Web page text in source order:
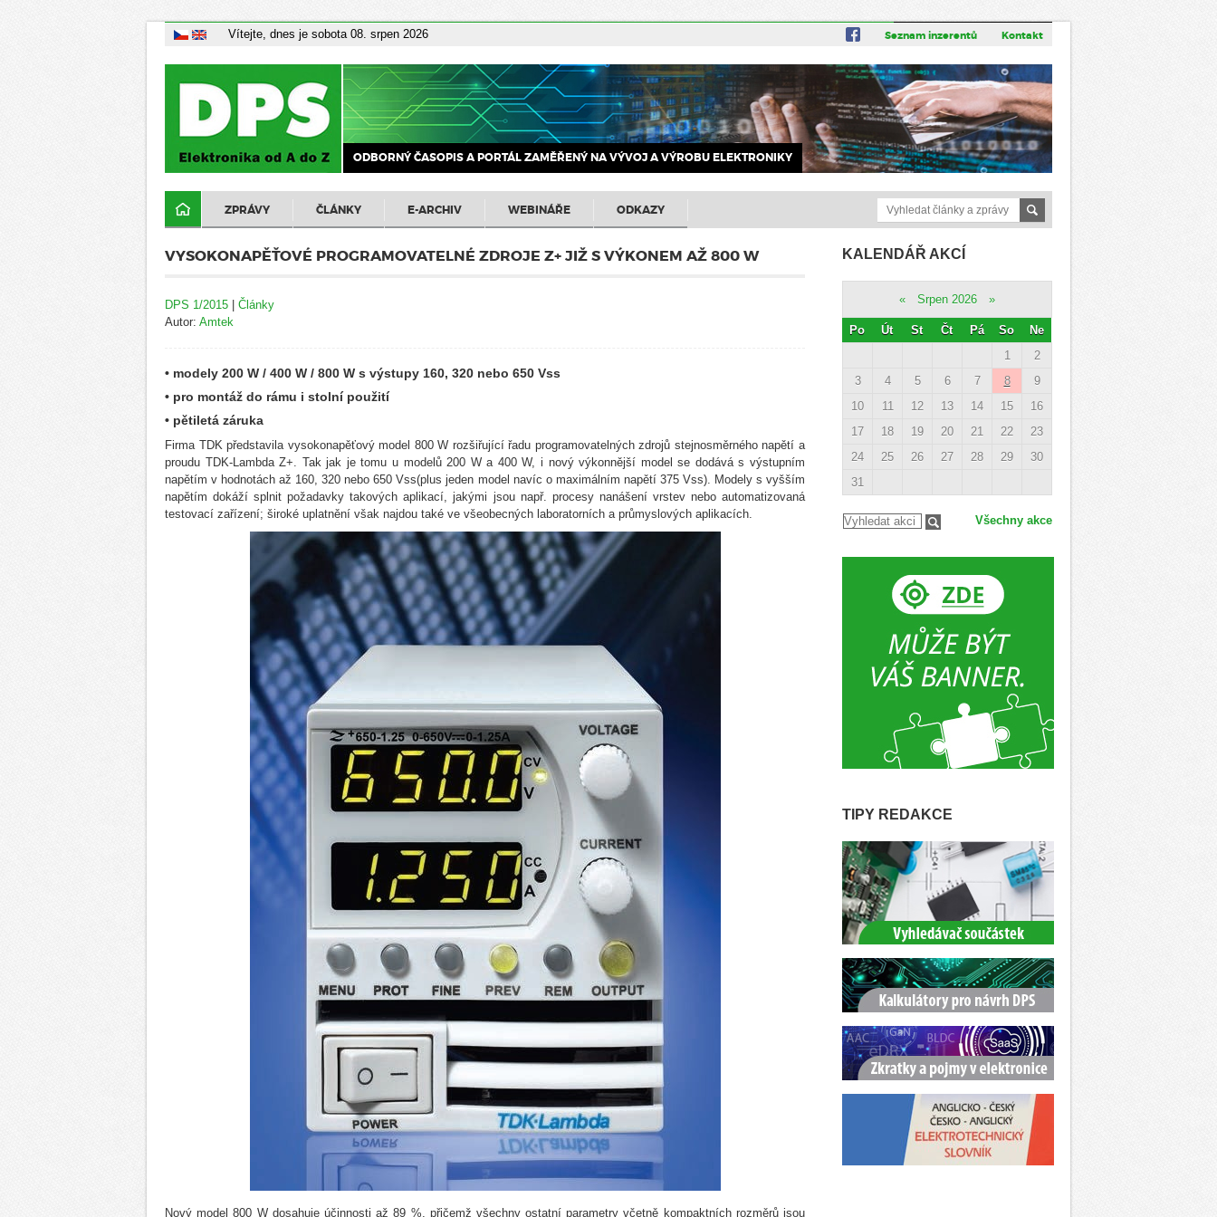
Vítejte, dnes je sobota 08. srpen 2026 Seznam inzerentů Kontakt
ODBORNÝ ČASOPIS A PORTÁL ZAMĚŘENÝ NA VÝVOJ A VÝROBU ELEKTRONIKY
ZPRÁVY ČLÁNKY E-ARCHIV WEBINÁŘE ODKAZY
VYSOKONAPĚŤOVÉ PROGRAMOVATELNÉ ZDROJE Z+ JIŽ S VÝKONEM AŽ 800 W
DPS 1/2015 | Články
Autor: Amtek
• modely 200 W / 400 W / 800 W s výstupy 160, 320 nebo 650 Vss
• pro montáž do rámu i stolní použití
• pětiletá záruka
Firma TDK představila vysokonapěťový model 800 W rozšiřující řadu programovatelných zdrojů stejnosměrného napětí a
proudu TDK-Lambda Z+. Tak jak je tomu u modelů 200 W a 400 W, i nový výkonnější model se dodává s výstupním
napětím v hodnotách až 160, 320 nebo 650 Vss(plus jeden model navíc o maximálním napětí 375 Vss). Modely s vyšším
napětím dokáží splnit požadavky takových aplikací, jakými jsou např. procesy nanášení vrstev nebo automatizovaná
testovací zařízení; široké uplatnění však najdou také ve všeobecných laboratorních a průmyslových aplikacích.
Nový model 800 W dosahuje účinnosti až 89 %, přičemž všechny ostatní parametry včetně kompaktních rozměrů jsou
KALENDÁŘ AKCÍ
« Srpen 2026 »
Po Út St Čt Pá So
Ne
1
2
3
4 5 6 7 8
9
10
11 12 13 14 15
16
17
18 19 20 21 22
23
24
25 26 27 28 29
30
31
Všechny akce
TIPY REDAKCE